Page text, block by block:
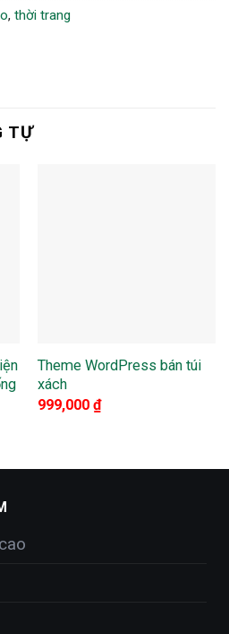
, thời trang
TỰ
Theme WordPress bán túi
xách
999,000 ₫